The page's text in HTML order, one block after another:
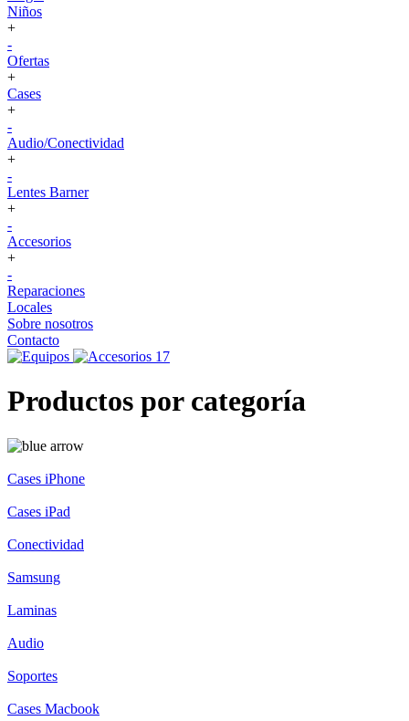
Niños
+
-
Ofertas
+
Cases
+
-
Audio/Conectividad
+
-
Lentes Barner
+
-
Accesorios
+
-
Reparaciones
Locales
Sobre nosotros
Contacto
Productos por categoría
Cases iPhone
Cases iPad
Conectividad
Samsung
Laminas
Audio
Soportes
Cases Macbook